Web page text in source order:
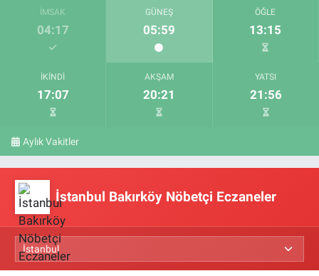
İMSAK
04:17
GÜNEŞ
05:59
ÖĞLE
13:15
İKINDI
17:07
AKŞAM
20:21
YATSI
21:56
Aylık Vakitler
İstanbul Bakırköy Nöbetçi Eczaneler